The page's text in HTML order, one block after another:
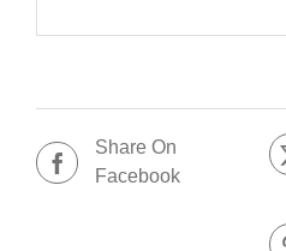
Share On
Facebook